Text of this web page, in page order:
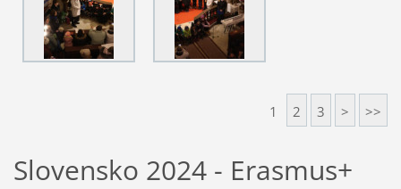
1 2 3 > >>
Slovensko 2024 - Erasmus+